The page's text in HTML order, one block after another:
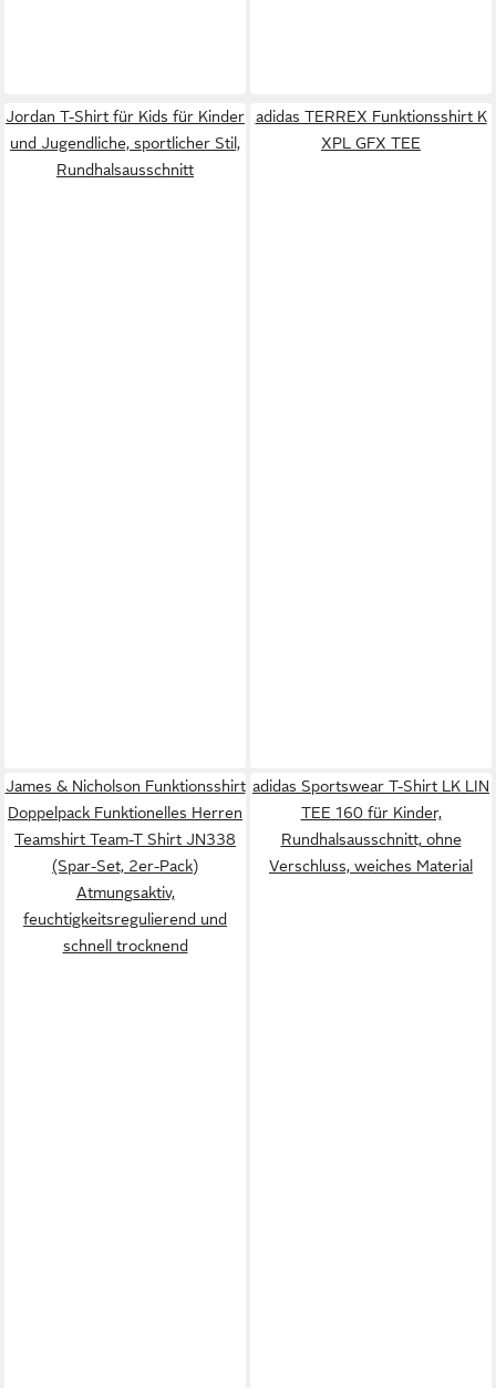
Jordan T-Shirt für Kids für Kinder
und Jugendliche, sportlicher Stil,
Rundhalsausschnitt
adidas TERREX Funktionsshirt K
XPL GFX TEE
James & Nicholson Funktionsshirt
Doppelpack Funktionelles Herren
Teamshirt Team-T Shirt JN338
(Spar-Set, 2er-Pack)
Atmungsaktiv,
feuchtigkeitsregulierend und
schnell trocknend
adidas Sportswear T-Shirt LK LIN
TEE 160 für Kinder,
Rundhalsausschnitt, ohne
Verschluss, weiches Material